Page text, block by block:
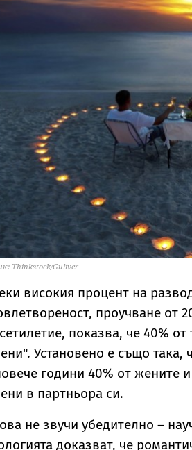
Thinkstock/Guliver
високия процент на
проучване от
показва, че 40%
Установено е също така,
години 40% от жените
в партньора си.
не звучи убедително –
доказват, че